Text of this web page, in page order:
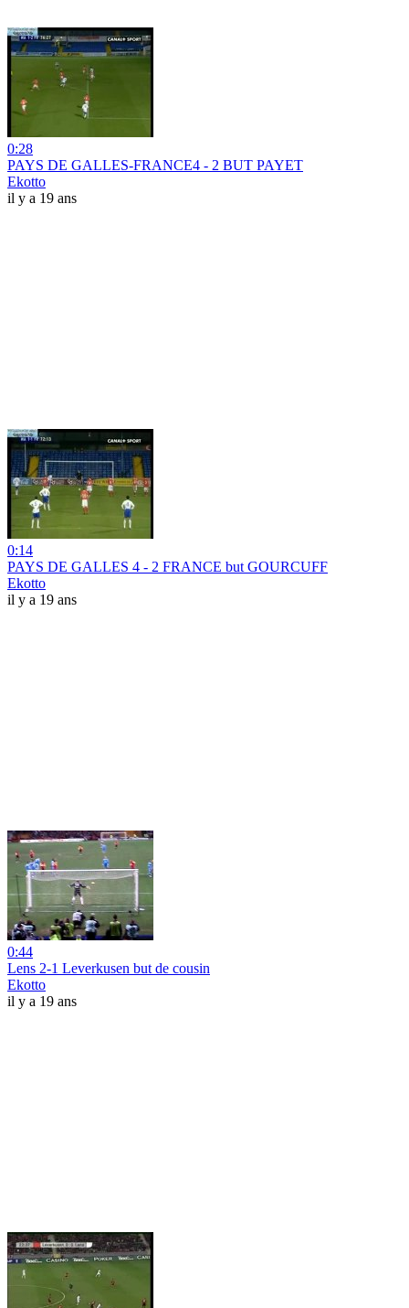
0:28
PAYS DE GALLES-FRANCE4 - 2 BUT PAYET
Ekotto
il y a 19 ans
0:14
PAYS DE GALLES 4 - 2 FRANCE but GOURCUFF
Ekotto
il y a 19 ans
0:44
Lens 2-1 Leverkusen but de cousin
Ekotto
il y a 19 ans